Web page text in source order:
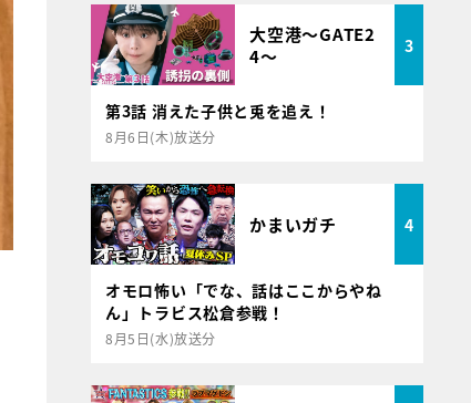
大空港～GATE2
4～
3
第3話 消えた子供と兎を追え！
8月6日(木)放送分
かまいガチ 4
オモロ怖い「でな、話はここからやね
ん」トラビス松倉参戦！
8月5日(水)放送分